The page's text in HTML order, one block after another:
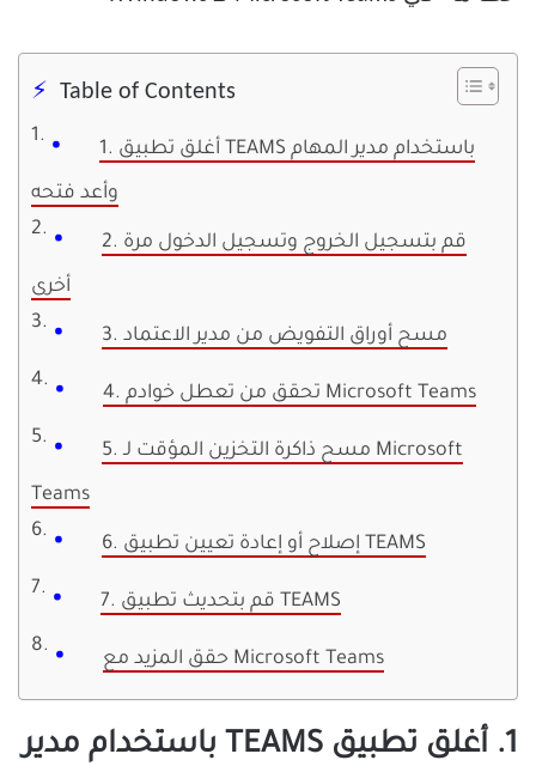
Table of Contents
1. أغلق تطبيق TEAMS باستخدام مدير المهام
وأعد فتحه
2. قم بتسجيل الخروج وتسجيل الدخول مرة
أخرى
3. مسح أوراق التفويض من مدير الاعتماد
4. تحقق من تعطل خوادم Microsoft Teams
5. مسح ذاكرة التخزين المؤقت لـ Microsoft
Teams
6. إصلاح أو إعادة تعيين تطبيق TEAMS
7. قم بتحديث تطبيق TEAMS
حقق المزيد مع Microsoft Teams
1. أغلق تطبيق TEAMS باستخدام مدير